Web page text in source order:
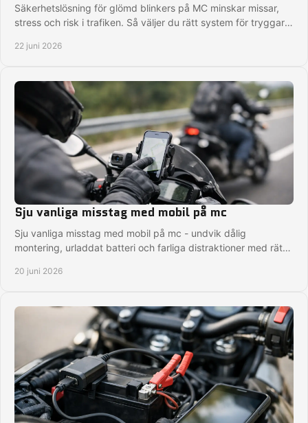
Säkerhetslösning för glömd blinkers på MC minskar missar,
stress och risk i trafiken. Så väljer du rätt system för tryggare
22 juni 2026
Sju vanliga misstag med mobil på mc
Sju vanliga misstag med mobil på mc - undvik dålig
montering, urladdat batteri och farliga distraktioner med rätt
20 juni 2026